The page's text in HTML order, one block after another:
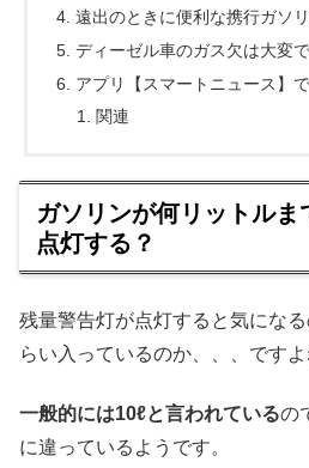
遠出のときに便利な携行ガソ
ディーゼル車のガス欠は大変
アプリ【スマートニュース】
関連
ガソリンが何リットル
点灯する？
残量警告灯が点灯すると気にな
らい入っているのか、、、ですよ
一般的には10ℓと言われているの
に違っているようです。